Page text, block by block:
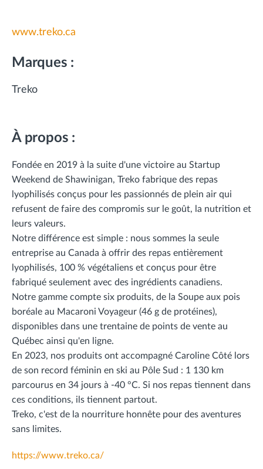
www.treko.ca
Marques :
Treko
À propos :
Fondée en 2019 à la suite d'une victoire au Startup
Weekend de Shawinigan, Treko fabrique des repas
lyophilisés conçus pour les passionnés de plein air qui
refusent de faire des compromis sur le goût, la nutrition et
leurs valeurs.
Notre différence est simple : nous sommes la seule
entreprise au Canada à offrir des repas entièrement
lyophilisés, 100 % végétaliens et conçus pour être
fabriqué seulement avec des ingrédients canadiens.
Notre gamme compte six produits, de la Soupe aux pois
boréale au Macaroni Voyageur (46 g de protéines),
disponibles dans une trentaine de points de vente au
Québec ainsi qu'en ligne.
En 2023, nos produits ont accompagné Caroline Côté lors
de son record féminin en ski au Pôle Sud : 1 130 km
parcourus en 34 jours à -40 °C. Si nos repas tiennent dans
ces conditions, ils tiennent partout.
Treko, c'est de la nourriture honnête pour des aventures
sans limites.
https://www.treko.ca/